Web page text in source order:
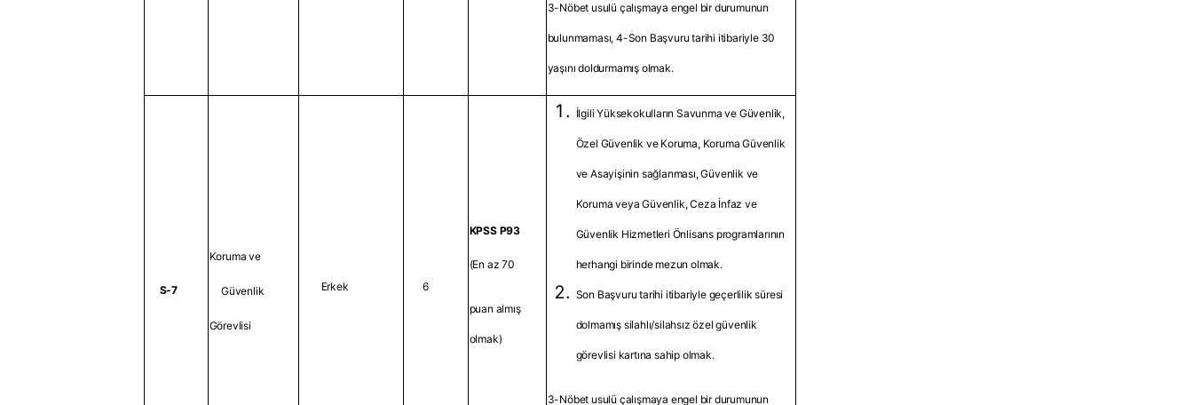
3-Nöbet usulü çalışmaya engel bir durumunun
bulunmaması, 4-Son Başvuru tarihi itibariyle 30
yaşını doldurmamış olmak.
S-7
Koruma ve
Güvenlik
Görevlisi
Erkek 6
KPSS P93
(En az 70
puan almış
olmak)
İlgili Yüksekokulların Savunma ve Güvenlik,
Özel Güvenlik ve Koruma, Koruma Güvenlik
ve Asayişinin sağlanması, Güvenlik ve
Koruma veya Güvenlik, Ceza İnfaz ve
Güvenlik Hizmetleri Önlisans programlarının
herhangi birinde mezun olmak.
Son Başvuru tarihi itibariyle geçerlilik süresi
dolmamış silahlı/silahsız özel güvenlik
görevlisi kartına sahip olmak.
3-Nöbet usulü çalışmaya engel bir durumunun